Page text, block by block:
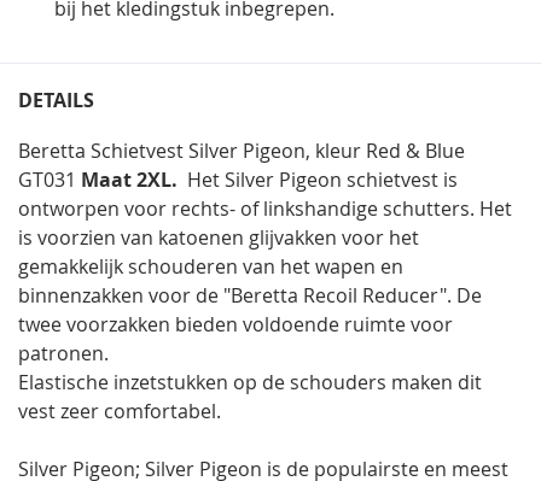
bij het kledingstuk inbegrepen.
DETAILS
Beretta Schietvest Silver Pigeon, kleur Red & Blue
GT031 Maat 2XL. Het Silver Pigeon schietvest is
ontworpen voor rechts- of linkshandige schutters. Het
is voorzien van katoenen glijvakken voor het
gemakkelijk schouderen van het wapen en
binnenzakken voor de "Beretta Recoil Reducer". De
twee voorzakken bieden voldoende ruimte voor
patronen.
Elastische inzetstukken op de schouders maken dit
vest zeer comfortabel.
Silver Pigeon; Silver Pigeon is de populairste en meest